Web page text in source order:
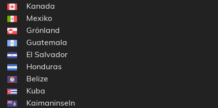
Kanada
Mexiko
Grönland
Guatemala
El Salvador
Honduras
Belize
Kuba
Kaimaninseln